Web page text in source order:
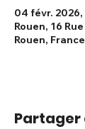
04 févr.
Rouen, 16
Rouen, France